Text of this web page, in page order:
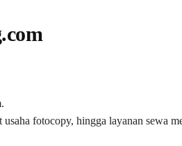
fotocopy, hingga layanan sewa